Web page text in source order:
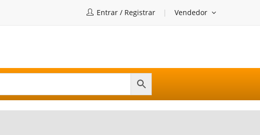
Entrar / Registrar Vendedor